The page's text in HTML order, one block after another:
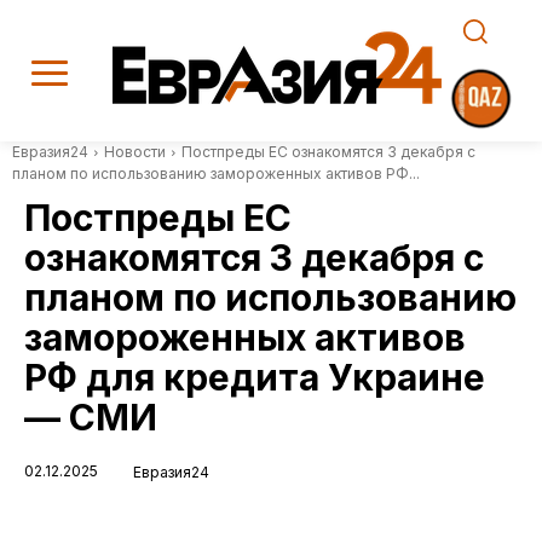
Евразия24 Новости
Постпреды ЕС ознакомятся 3 декабря с
планом по использованию замороженных активов РФ...
Постпреды ЕС
ознакомятся 3 декабря с
планом по использованию
замороженных активов
РФ для кредита Украине
— СМИ
02.12.2025 Евразия24